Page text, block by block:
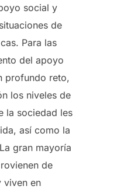
social y
de
Para las
del apoyo
profundo reto,
los niveles de
la sociedad les
así como la
gran mayoría
de
viven en